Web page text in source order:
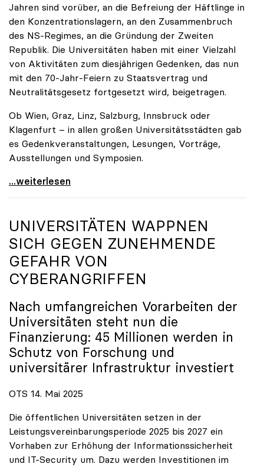
Jahren sind vorüber, an die Befreiung der Häftlinge in
den Konzentrationslagern, an den Zusammenbruch
des NS-Regimes, an die Gründung der Zweiten
Republik. Die Universitäten haben mit einer Vielzahl
von Aktivitäten zum diesjährigen Gedenken, das nun
mit den 70-Jahr-Feiern zu Staatsvertrag und
Neutralitätsgesetz fortgesetzt wird, beigetragen.
Ob Wien, Graz, Linz, Salzburg, Innsbruck oder
Klagenfurt – in allen großen Universitätsstädten gab
es Gedenkveranstaltungen, Lesungen, Vorträge,
Ausstellungen und Symposien.
uniko-Präsidentin Brigitte Hütter zu Gedenkjahr:
...weiterlesen
UNIVERSITÄTEN WAPPNEN
SICH GEGEN ZUNEHMENDE
GEFAHR VON
CYBERANGRIFFEN
Nach umfangreichen Vorarbeiten der
Universitäten steht nun die
Finanzierung: 45 Millionen werden in
Schutz von Forschung und
universitärer Infrastruktur investiert
OTS 14. Mai 2025
Die öffentlichen Universitäten setzen in der
Leistungsvereinbarungsperiode 2025 bis 2027 ein
Vorhaben zur Erhöhung der Informationssicherheit
und IT-Security um. Dazu werden Investitionen im